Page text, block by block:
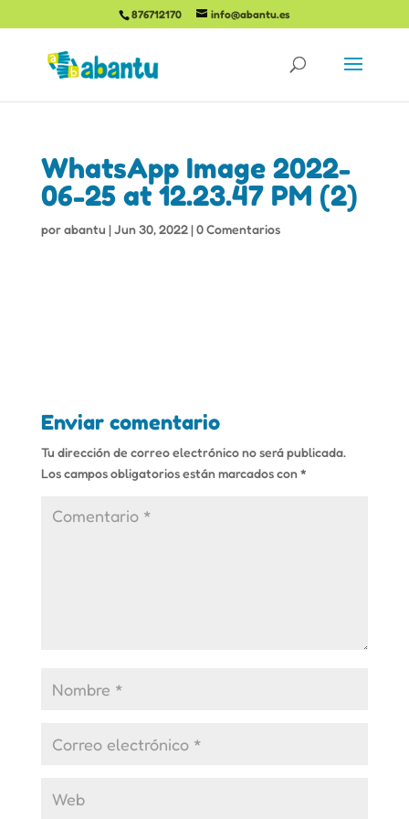
876712170 info@abantu.es
WhatsApp Image 2022-
06-25 at 12.23.47 PM (2)
porabantu |Jun 30, 2022|0 Comentarios
Enviar comentario
Tu dirección de correo electrónico no será publicada.
Los campos obligatorios están marcados con*